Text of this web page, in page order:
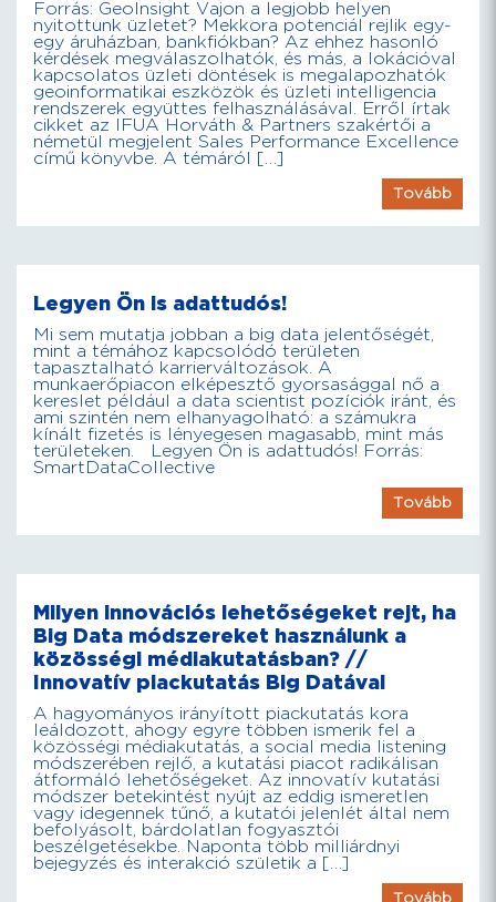
Forrás: GeoInsight Vajon a legjobb helyen
nyitottunk üzletet? Mekkora potenciál rejlik egy-
egy áruházban, bankfiókban? Az ehhez hasonló
kérdések megválaszolhatók, és más, a lokációval
kapcsolatos üzleti döntések is megalapozhatók
geoinformatikai eszközök és üzleti intelligencia
rendszerek együttes felhasználásával. Erről írtak
cikket az IFUA Horváth & Partners szakértői a
németül megjelent Sales Performance Excellence
című könyvbe. A témáról […]
Tovább
Legyen Ön is adattudós!
Mi sem mutatja jobban a big data jelentőségét,
mint a témához kapcsolódó területen
tapasztalható karrierváltozások. A
munkaerőpiacon elképesztő gyorsasággal nő a
kereslet például a data scientist pozíciók iránt, és
ami szintén nem elhanyagolható: a számukra
kínált fizetés is lényegesen magasabb, mint más
területeken. Legyen Ön is adattudós! Forrás:
SmartDataCollective
Tovább
Milyen innovációs lehetőségeket rejt, ha
Big Data módszereket használunk a
közösségi médiakutatásban? //
Innovatív piackutatás Big Datával
A hagyományos irányított piackutatás kora
leáldozott, ahogy egyre többen ismerik fel a
közösségi médiakutatás, a social media listening
módszerében rejlő, a kutatási piacot radikálisan
átformáló lehetőségeket. Az innovatív kutatási
módszer betekintést nyújt az eddig ismeretlen
vagy idegennek tűnő, a kutatói jelenlét által nem
befolyásolt, bárdolatlan fogyasztói
beszélgetésekbe. Naponta több milliárdnyi
bejegyzés és interakció születik a […]
Tovább